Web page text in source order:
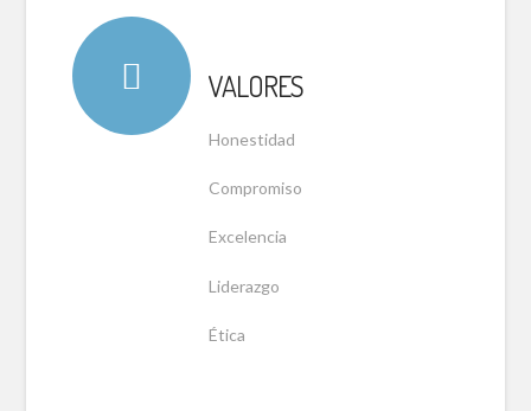
VALORES
Honestidad
Compromiso
Excelencia
Liderazgo
Ética